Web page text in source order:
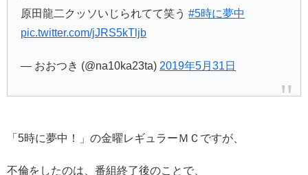
原田龍二クッソいじられてて笑う#5時に夢中
pic.twitter.com/jJRS5kTljb
— おおつき (@na10ka23ta) 2019年5月31日
「 5時に夢中！」の金曜レギュラーＭＣですが、
不倫をしたのは、番組終了後のことで、